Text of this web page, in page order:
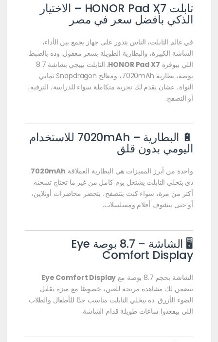
تابلت HONOR Pad X7 – الاختيار
الذكي بأفضل سعر في مصر
في عالم التابلت، الناس بتدور على جهاز يجمع بين الأداء،
الشاشة الكبيرة، والبطارية الطويلة بسعر معقول. وده بالضبط
اللي بيوفره HONOR Pad X7
. التابلت بييجي بشاشة 8.7
بوصة، بطارية 7020mAh، ومعالج Snapdragon ثماني
النواة، عشان يقدم لك تجربة متكاملة سواء للدراسة، الترفيه،
أو التصفح.
🔋 البطارية – 7020mAh للاستخدام
اليومي بدون قلق
واحدة من أبرز المميزات هي البطارية العملاقة 7020mAh
.
دي بتخلي التابلت يشتغل يوم كامل من غير ما تحتاج تشحنه
أكتر من مرة، سواء كنت بتتصفح، بتحضر محاضرات أونلاين،
أو حتى بتشوف أفلام ومسلسلات.
🖥️ الشاشة – 8.7 بوصة Eye
Comfort Display
الشاشة بحجم 8.7 بوصة مع
Eye Comfort Display
بتضمن لك مشاهدة مريحة للعين، خصوصًا مع ميزة تقليل
الضوء الأزرق. ده بيخلي التابلت مناسب جدًا للأطفال والطلاب
اللي بيقعدوا ساعات طويلة قدام الشاشة.